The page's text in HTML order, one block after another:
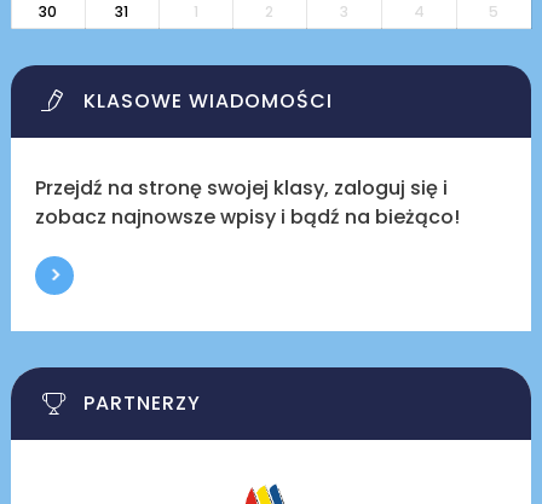
30
31 1 2 3 4 5
KLASOWE WIADOMOŚCI
Przejdź na stronę swojej klasy, zaloguj się i
zobacz najnowsze wpisy i bądź na bieżąco!
PARTNERZY